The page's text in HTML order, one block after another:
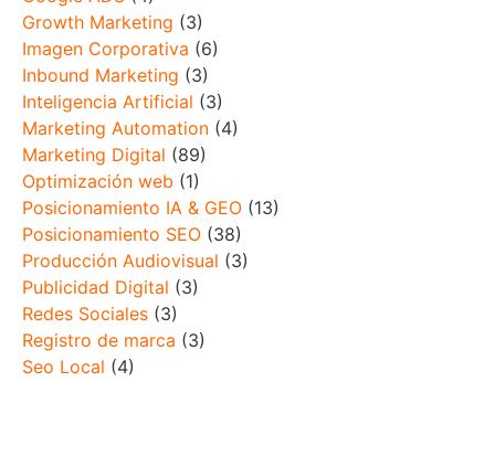
Growth Marketing (3)
Imagen Corporativa (6)
Inbound Marketing (3)
Inteligencia Artificial (3)
Marketing Automation (4)
Marketing Digital (89)
Optimización web (1)
Posicionamiento IA & GEO (13)
Posicionamiento SEO (38)
Producción Audiovisual (3)
Publicidad Digital (3)
Redes Sociales (3)
Registro de marca (3)
Seo Local (4)